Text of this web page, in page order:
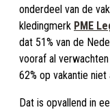
onderdeel van de
kledingmerk PME
dat 51% van de
vooraf al
62% op vakantie
Dat is opvallend in